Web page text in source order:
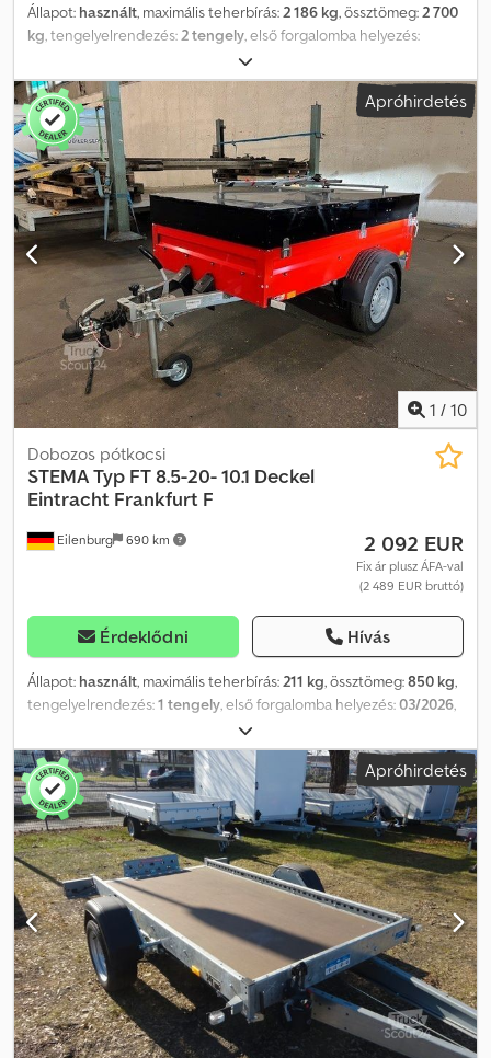
Állapot: használt, maximális teherbírás:2 186 kg, össztömeg:2 700
kg, tengelyelrendezés:2 tengely, első forgalomba helyezés:
3 005 mm, rakodótér szélesség:
raktérmagasság:200 mm, teljes szélesség:2 035 mm, teljes
magasság:2 130 mm
, A45 GW26G000189, Építőgép-szállító
pótkocsi, gyártó: STEMA, típus: BMAT .2, Össztömeg: 2 700 kg, acél
felhajtórámpákkal, ráfutófékes, 100 km/h engedély, 3,01 m x 1,40 m
platóméret. 100 km/h-nál használható lengéscsillapítók beépítve*
Tandem mélybölcsős pótkocsi igény szerint STEMA V-
vontatófejjel vagy központi csővel * Hegesztett és merítéssel
tüzihorganyzott, masszív acéllemezből készült alváz * 3 mm vastag,
hegesztett fekete acéllemezből készült első és oldalfalak * 20 cm
magas, hegesztett oldalfalak * Folyamatos, 18 mm vastag rétegelt
lemez padló, igény esetén plusz 3 mm vastag alumínium bordázott
lemez padlóval Credpfx Asyqdqmsbxsf * Járható acél sárvédők a
könnyű fel- és leszállásért * 2 hosszanti tartó az optimális
teherelosztás érdekében ...és még sok más. A tévedés és az
időközbeni értékesítés jogát fenntartjuk.
Apróhirdetés
1 / 10
Eilenburg 690 km
Dobozos pótkocsi
STEMATyp FT 8.5-20- 10.1 Deckel
Eintracht Frankfurt F
2 092 EUR
Fix ár plusz ÁFA-val
(2 489 EUR bruttó)
Érdeklődni Hívás
Állapot: használt, maximális teherbírás: 211 kg, össztömeg:850 kg,
tengelyelrendezés:1 tengely , első forgalomba helyezés:03/2026
, rakodótér szélesség:
szélesség:1 495 mm, teljes magasság:1 150 mm, A57
GW26GA01495, Az Eintracht Frankfurt játékosainak aláírásai
utólag átlátszó lakkréteggel bevonva Termékinformációk "STEMA
FT 8.5-20-10.1B", tartalmaz támaszkereket és lengéscsillapítót 100
km/h-ra megerősítéssel* optimális úttartás a stabil alváznak és
biztonsági V-vonórúdnak köszönhetően * erős, gumirugózású
tengely független kerékfelfüggesztéssel * karbantartásmentes
kompakt kerékcsapágy * masszív oldalfalak dupla
korrózióvédelemmel a GALVALUME (alumínium-cink bevonat)
révén * nagy és erős rögzítő kampók a rakomány rögzítéséhez
(modellfüggő) * masszív öntöttacél sarokemelő zárrendszer
(modellfüggő) * csúszásgátló, vízálló rétegeltlemez padló *
körben védett multifunkciós világítás * fedéllel együtt
Crodpjyqdq Hjfx Abxef STEMA gyártmányú alacsony nyerges
Apróhirdetés